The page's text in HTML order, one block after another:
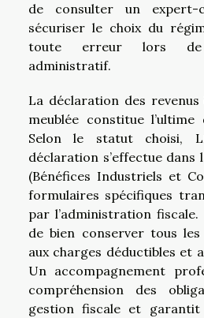
de consulter un expert-
sécuriser le choix du
toute erreur lors de
administratif.
La déclaration des
meublée constitue l’ultime
Selon le statut choisi,
déclaration s’effectue dans
(Bénéfices Industriels et
formulaires spécifiques
par l’administration
de bien conserver tous
aux charges déductibles et
Un accompagnement
compréhension des
gestion fiscale et